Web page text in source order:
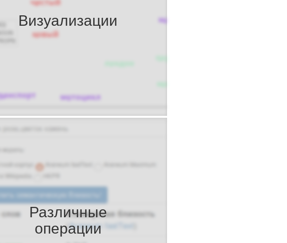
Визуализации
Различные
операции